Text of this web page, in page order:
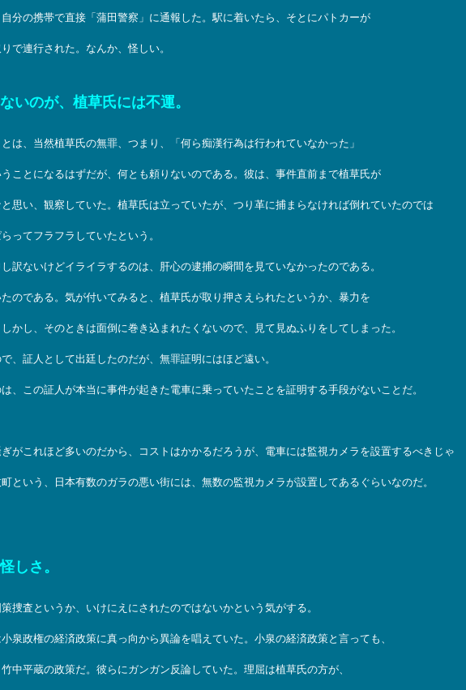
分の携帯で直接「蒲田警察」に通報した。駅に着いたら、そとにパトカーが
で連行された。なんか、怪しい。
いのが、植草氏には不運。
は、当然植草氏の無罪、つまり、「何ら痴漢行為は行われていなかった」
ことになるはずだが、何とも頼りないのである。彼は、事件直前まで植草氏が
思い、観察していた。植草氏は立っていたが、つり革に捕まらなければ倒れていたのでは
ってフラフラしていたという。
訳ないけどイライラするのは、肝心の逮捕の瞬間を見ていなかったのである。
のである。気が付いてみると、植草氏が取り押さえられたというか、暴力を
かし、そのときは面倒に巻き込まれたくないので、見て見ぬふりをしてしまった。
、証人として出廷したのだが、無罪証明にはほど遠い。
、この証人が本当に事件が起きた電車に乗っていたことを証明する手段がないことだ。
がこれほど多いのだから、コストはかかるだろうが、電車には監視カメラを設置するべきじゃ
という、日本有数のガラの悪い街には、無数の監視カメラが設置してあるぐらいなのだ。
しさ。
捜査というか、いけにえにされたのではないかという気がする。
泉政権の経済政策に真っ向から異論を唱えていた。小泉の経済政策と言っても、
中平蔵の政策だ。彼らにガンガン反論していた。理屈は植草氏の方が、